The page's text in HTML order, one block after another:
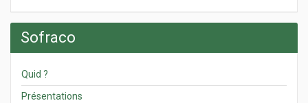
Sofraco
Quid ?
Présentations